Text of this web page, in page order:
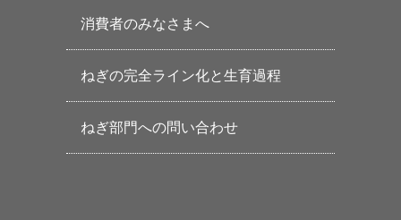
消費者のみなさまへ
ねぎの完全ライン化と生育過程
ねぎ部門への問い合わせ